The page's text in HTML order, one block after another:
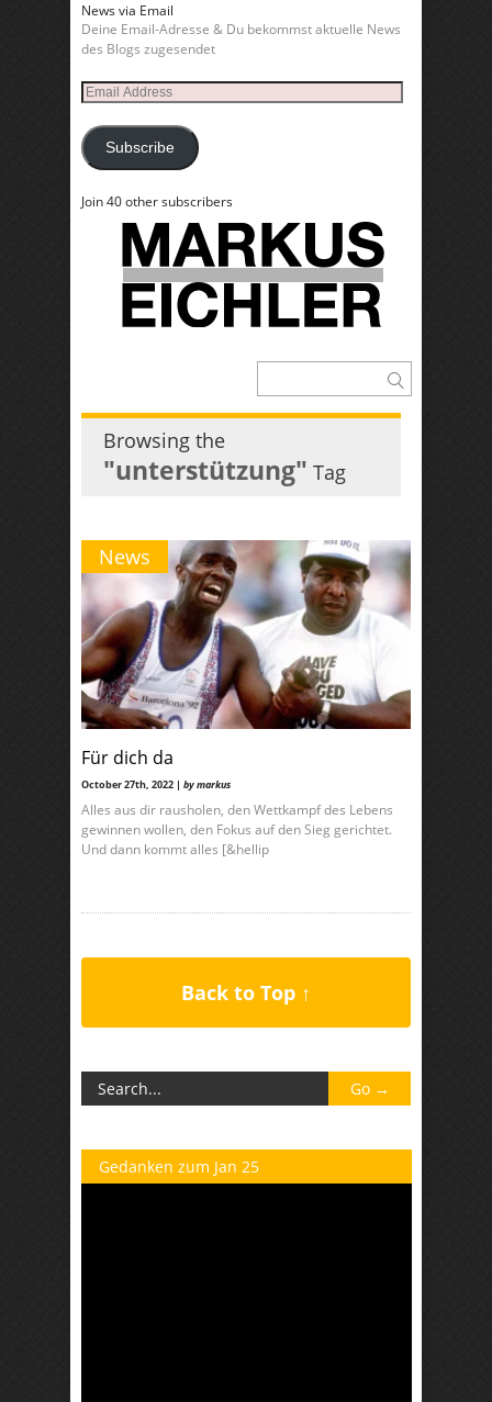
News via Email
Deine Email-Adresse & Du bekommst aktuelle News
des Blogs zugesendet
Email
Address
Subscribe
Join 40 other subscribers
Browsing the
"unterstützung" Tag
News
Für dich da
October 27th, 2022 | by markus
Alles aus dir rausholen, den Wettkampf des Lebens
gewinnen wollen, den Fokus auf den Sieg gerichtet.
Und dann kommt alles [&hellip
Back to Top ↑
Gedanken zum Jan 25